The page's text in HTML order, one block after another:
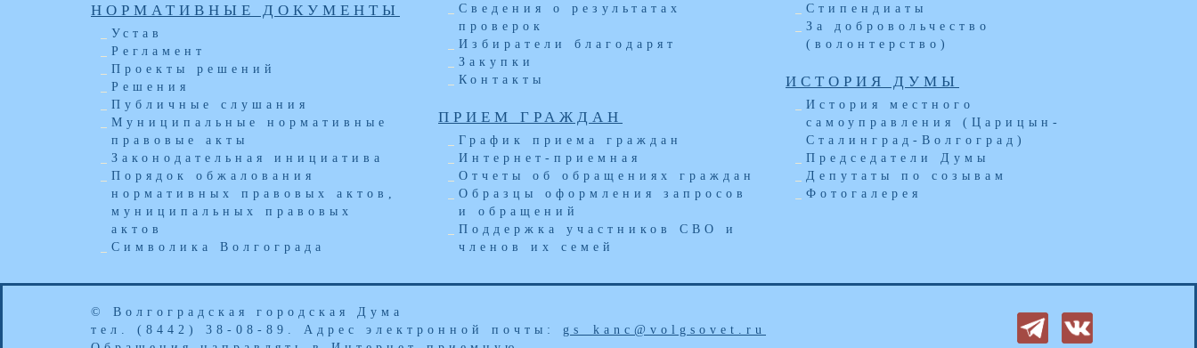
НОРМАТИВНЫЕ ДОКУМЕНТЫ
Устав
Регламент
Проекты решений
Решения
Публичные слушания
Муниципальные нормативные
правовые акты
Законодательная инициатива
Порядок обжалования
нормативных правовых актов,
муниципальных правовых
актов
Символика Волгограда
Сведения о результатах
проверок
Избиратели благодарят
Закупки
Контакты
ПРИЕМ ГРАЖДАН
График приема граждан
Интернет-приемная
Отчеты об обращениях граждан
Образцы оформления запросов
и обращений
Поддержка участников СВО и
членов их семей
Стипендиаты
За добровольчество
(волонтерство)
ИСТОРИЯ ДУМЫ
История местного
самоуправления (Царицын-
Сталинград-Волгоград)
Председатели Думы
Депутаты по созывам
Фотогалерея
© Волгоградская городская Дума
тел. (8442) 38-08-89. Адрес электронной почты: gs_kanc@volgsovet.ru